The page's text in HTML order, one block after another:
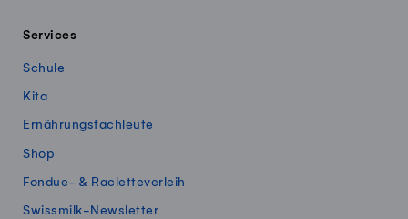
Services
Schule
Kita
Ernährungsfachleute
Shop
Fondue- & Racletteverleih
Swissmilk-Newsletter